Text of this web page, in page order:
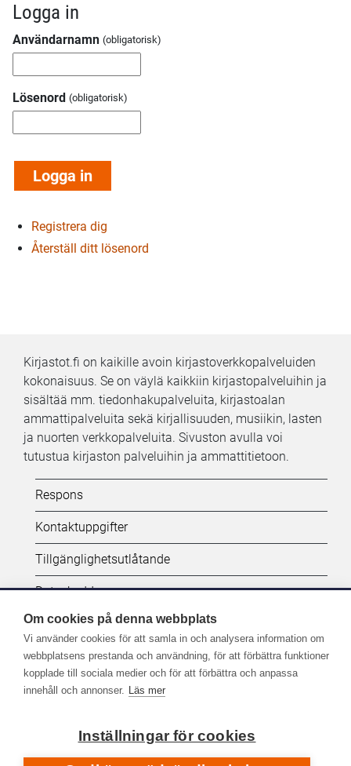
Logga in
Användarnamn
Lösenord
Registrera dig
Återställ ditt lösenord
Kirjastot.fi on kaikille avoin kirjastoverkkopalveluiden
kokonaisuus. Se on väylä kaikkiin kirjastopalveluihin ja
sisältää mm. tiedonhakupalveluita, kirjastoalan
ammattipalveluita sekä kirjallisuuden, musiikin, lasten
ja nuorten verkkopalveluita. Sivuston avulla voi
tutustua kirjaston palveluihin ja ammattitietoon.
Kifi:
Biblioteken.fi-
alatunniste
(SV)
Respons
Kontaktuppgifter
Tillgänglighetsutlåtande
Dataskydd
Seuraa meitä:
Lisää Kirjastot.fi-palvelujen sometilejä
Om cookies på denna webbplats
Vi använder cookies för att samla in och analysera information om
webbplatsens prestanda och användning, för att förbättra funktioner
kopplade till sociala medier och för att förbättra och anpassa
innehåll och annonser. Läs mer
Inställningar för cookies